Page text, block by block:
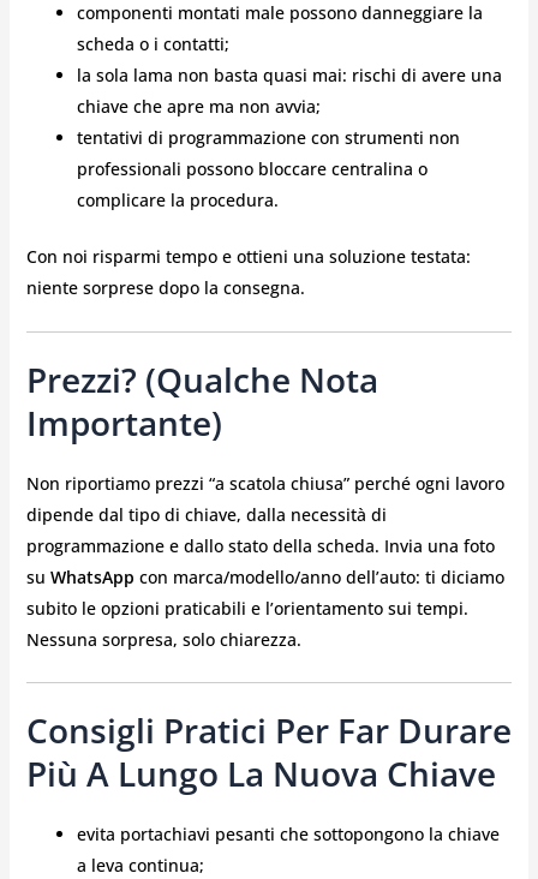
componenti montati male possono danneggiare la
scheda o i contatti;
la sola lama non basta quasi mai: rischi di avere una
chiave che apre ma non avvia;
tentativi di programmazione con strumenti non
professionali possono bloccare centralina o
complicare la procedura.
Con noi risparmi tempo e ottieni una soluzione testata:
niente sorprese dopo la consegna.
Prezzi? (qualche Nota
Importante)
Non riportiamo prezzi “a scatola chiusa” perché ogni lavoro
dipende dal tipo di chiave, dalla necessità di
programmazione e dallo stato della scheda. Invia una foto
su WhatsApp con marca/modello/anno dell’auto: ti diciamo
subito le opzioni praticabili e l’orientamento sui tempi.
Nessuna sorpresa, solo chiarezza.
Consigli Pratici Per Far Durare
Più A Lungo La Nuova Chiave
evita portachiavi pesanti che sottopongono la chiave
a leva continua;